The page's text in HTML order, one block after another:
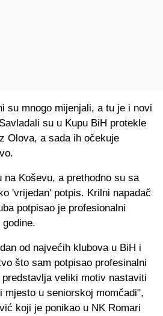
su mnogo mijenjali, a tu je i novi
su u Kupu BiH protekle
Olova, a sada ih očekuje
na Koševu, a prethodno su sa
'vrijedan' potpis. Krilni napadač
potpisao je profesionalni
od najvećih klubova u BiH i
što sam potpisao profesinalni
veliki motiv nastaviti
mjesto u seniorskoj momčadi",
koji je ponikao u NK Romari